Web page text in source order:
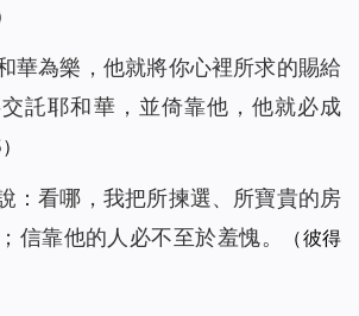
華為樂，他就將你心裡所求的賜給
託耶和華，並倚靠他，他就必成
：看哪，我把所揀選、所寶貴的房
信靠他的人必不至於羞愧。
（彼得